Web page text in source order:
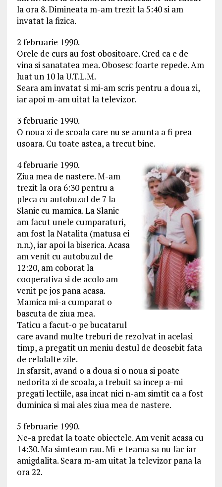
la ora 8. Dimineata m-am trezit la 5:40 si am
invatat la fizica.
2 februarie 1990.
Orele de curs au fost obositoare. Cred ca e de
vina si sanatatea mea. Obosesc foarte repede. Am
luat un 10 la U.T.L.M.
Seara am invatat si mi-am scris pentru a doua zi,
iar apoi m-am uitat la televizor.
3 februarie 1990.
O noua zi de scoala care nu se anunta a fi prea
usoara. Cu toate astea, a trecut bine.
4 februarie 1990.
Ziua mea de nastere. M-am
trezit la ora 6:30 pentru a
pleca cu autobuzul de 7 la
Slanic cu mamica. La Slanic
am facut unele cumparaturi,
am fost la Natalita (matusa ei
n.n.), iar apoi la biserica. Acasa
am venit cu autobuzul de
12:20, am coborat la
cooperativa si de acolo am
venit pe jos pana acasa.
Mamica mi-a cumparat o
bascuta de ziua mea.
Taticu a facut-o pe bucatarul
care avand multe treburi de rezolvat in acelasi
timp, a pregatit un meniu destul de deosebit fata
de celalalte zile.
In sfarsit, avand o a doua si o noua si poate
nedorita zi de scoala, a trebuit sa incep a-mi
pregati lectiile, asa incat nici n-am simtit ca a fost
duminica si mai ales ziua mea de nastere.
5 februarie 1990.
Ne-a predat la toate obiectele. Am venit acasa cu
14:30. Ma simteam rau. Mi-e teama sa nu fac iar
amigdalita. Seara m-am uitat la televizor pana la
ora 22.